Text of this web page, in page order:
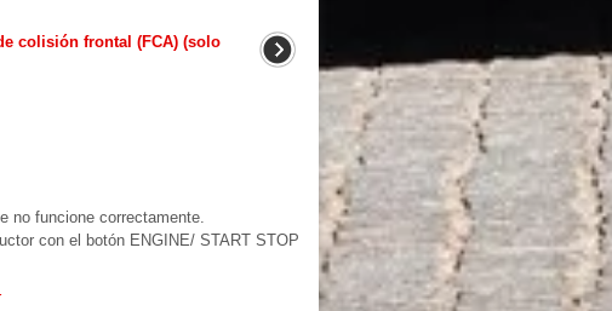
colisión frontal (FCA) (solo
no funcione correctamente.
con el botón ENGINE/ START STOP